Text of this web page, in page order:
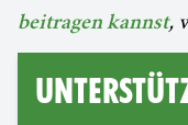
beitragen kannst,